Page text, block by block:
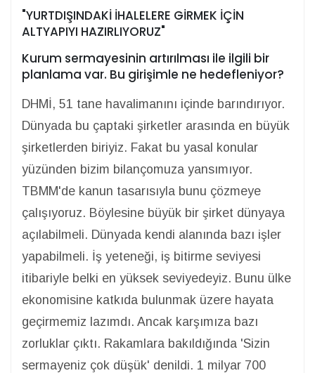
"YURTDIŞINDAKİ İHALELERE GİRMEK İÇİN
ALTYAPIYI HAZIRLIYORUZ"
Kurum sermayesinin artırılması ile ilgili bir
planlama var. Bu girişimle ne hedefleniyor?
DHMİ, 51 tane havalimanını içinde barındırıyor.
Dünyada bu çaptaki şirketler arasında en büyük
şirketlerden biriyiz. Fakat bu yasal konular
yüzünden bizim bilançomuza yansımıyor.
TBMM'de kanun tasarısıyla bunu çözmeye
çalışıyoruz. Böylesine büyük bir şirket dünyaya
açılabilmeli. Dünyada kendi alanında bazı işler
yapabilmeli. İş yeteneği, iş bitirme seviyesi
itibariyle belki en yüksek seviyedeyiz. Bunu ülke
ekonomisine katkıda bulunmak üzere hayata
geçirmemiz lazımdı. Ancak karşımıza bazı
zorluklar çıktı. Rakamlara bakıldığında 'Sizin
sermayeniz çok düşük' denildi. 1 milyar 700